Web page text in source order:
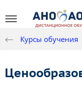
Курсы обучения